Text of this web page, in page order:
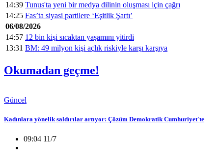
14:39 Tunus'ta yeni bir medya dilinin oluşması için çağrı
14:25 Fas’ta siyasi partilere ‘Eşitlik Şartı’
06/08/2026
14:57 12 bin kişi sıcaktan yaşamını yitirdi
13:31 BM: 49 milyon kişi açlık riskiyle karşı karşıya
Okumadan geçme!
Güncel
Kadınlara yönelik saldırılar artıyor: Çözüm Demokratik Cumhuriyet'te
09:04 11/7